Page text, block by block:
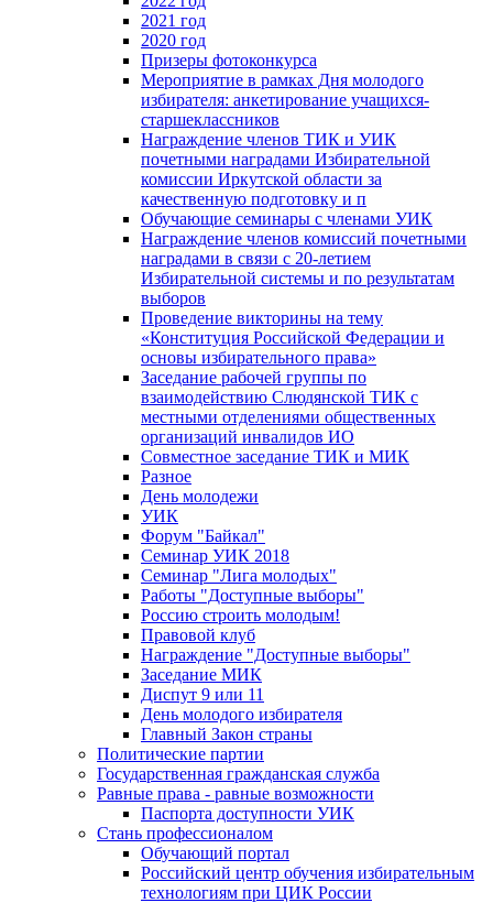
2021 год
2020 год
Призеры фотоконкурса
Мероприятие в рамках Дня молодого
избирателя: анкетирование учащихся-
старшеклассников
Награждение членов ТИК и УИК
почетными наградами Избирательной
комиссии Иркутской области за
качественную подготовку и п
Обучающие семинары с членами УИК
Награждение членов комиссий почетными
наградами в связи с 20-летием
Избирательной системы и по результатам
выборов
Проведение викторины на тему
«Конституция Российской Федерации и
основы избирательного права»
Заседание рабочей группы по
взаимодействию Слюдянской ТИК с
местными отделениями общественных
организаций инвалидов ИО
Совместное заседание ТИК и МИК
Разное
День молодежи
УИК
Форум "Байкал"
Семинар УИК 2018
Семинар "Лига молодых"
Работы "Доступные выборы"
Россию строить молодым!
Правовой клуб
Награждение "Доступные выборы"
Заседание МИК
Диспут 9 или 11
День молодого избирателя
Главный Закон страны
Политические партии
Государственная гражданская служба
Равные права - равные возможности
Паспорта доступности УИК
Стань профессионалом
Обучающий портал
Российский центр обучения избирательным
технологиям при ЦИК России